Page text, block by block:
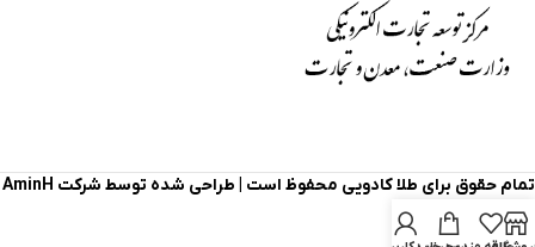
تمام حقوق برای طلا کادویی محفوظ است | طراحی شده توسط شرکت AminH